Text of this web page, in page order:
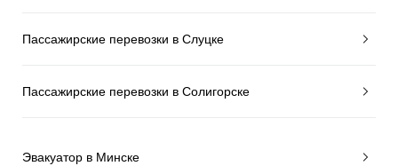
Пассажирские перевозки в Слуцке
Пассажирские перевозки в Солигорске
Эвакуатор в Минске